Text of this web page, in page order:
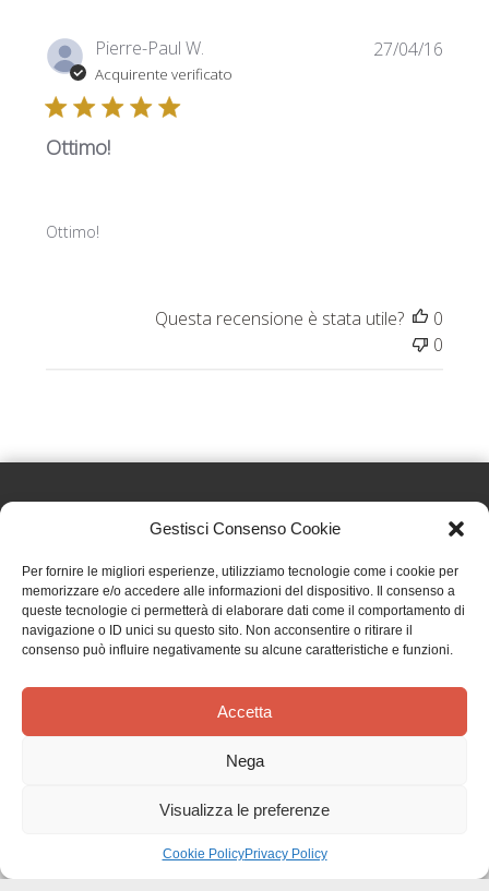
Gestisci Consenso Cookie
Per fornire le migliori esperienze, utilizziamo tecnologie come i cookie per
memorizzare e/o accedere alle informazioni del dispositivo. Il consenso a
queste tecnologie ci permetterà di elaborare dati come il comportamento di
navigazione o ID unici su questo sito. Non acconsentire o ritirare il
consenso può influire negativamente su alcune caratteristiche e funzioni.
Accetta
Nega
Visualizza le preferenze
Cookie PolicyPrivacy Policy
Pierre-Paul W.
Acquirente verificato
Ottimo!
Ottimo!
27/04/16
Questa recensione è stata utile?
0
0
Effatà Editrice di Pellegrino Paolo SAS
C.F. e P.IVA 09655250018
Via Tre Denti, 1 - 10060 Cantalupa (TO)
Telefono: (+39) 0121 353452 - Fax: (+39) 0121 353839